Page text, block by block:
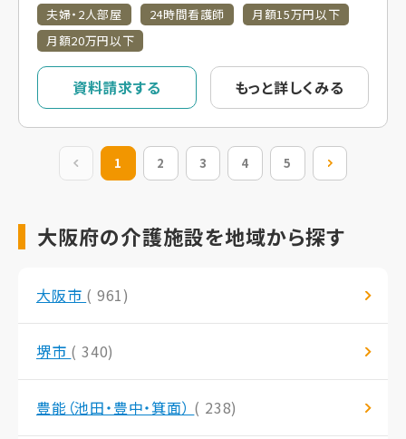
夫婦・2人部屋 24時間看護師
月額15万円以下
月額20万円以下
資料請求する もっと詳しくみる
前の20件
1 2 3 4 5
大阪府の介護施設を地域から探す
大阪市 ( 961)
堺市 ( 340)
豊能（池田・豊中・箕面） ( 238)